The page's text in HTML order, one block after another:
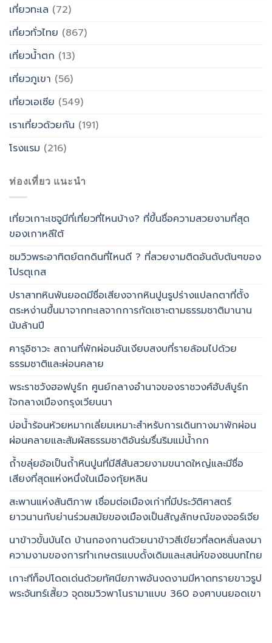
เที่ยวทะเล (72)
เที่ยวทั่วไทย (867)
เที่ยวน้ำตก (13)
เที่ยวภูเขา (56)
เที่ยวเอเซีย (549)
เราเที่ยวด้วยกัน (191)
โรงแรม (216)
ท่องเที่ยว แนะนำ
เที่ยวเกาะเชจูมีที่เที่ยวที่ไหนบ้าง? ที่ขึ้นชื่อความสวยงามที่สุด
ของเกาหลีใต้
ชมวิวพระอาทิตย์ตกดินที่ไหนดี ? ที่สวยงามติดอันดับต้นๆของ
โปรตุเกส
ปราสาทหินพันยอดมีชื่อเสียงจากหินปูนรูปร่างแปลกตาที่ตั้ง
ตระหง่านขึ้นมาจากทะเลจากการกัดเซาะตามธรรมชาติมานาน
นับล้านปี
คารุอิซาวะ สถานที่พักผ่อนอันเงียบสงบที่รายล้อมไปด้วย
ธรรมชาติและผ่อนคลาย
พระราชวังฮอฟบูร์ก ศูนย์กลางอำนาจของราชวงศ์ฮับส์บูร์ก
ใจกลางเมืองกรุงเวียนนา
บ่อน้ำร้อนห้วยหมากเลี่ยมเหมาะสำหรับการเดินทางมาพักผ่อน
ผ่อนคลายและสัมผัสธรรมชาติอันร่มรื่นริมแม่น้ำกก
ถ้ำขลุ่ยอ้อเป็นถ้ำหินปูนที่มีสีสันสวยงามขนาดใหญ่และมีชื่อ
เสียงที่สุดแห่งหนึ่งในเมืองกุ้ยหลิน
สะพานแห่งสันติภาพ เชื่อมต่อเมืองเก่าที่มีประวัติศาสตร์
ยาวนานกับย่านร่วมสมัยของเมืองเป็นสัญลักษณ์ของจอร์เจีย
นาข้าวขั้นบันได บ้านกองกานด้วยนาข้าวสีเขียวที่ลดหลั่นลงมา
ความงามของการทำเกษตรแบบดั้งเดิมและเสน่ห์ของชนบทไทย
เกาะทีท็อปโดดเด่นด้วยทัศนียภาพอันงดงามมีหาดทรายขาวรูป
พระจันทร์เสี้ยว จุดชมวิวพาโนรามาแบบ 360 องศาบนยอดเขา